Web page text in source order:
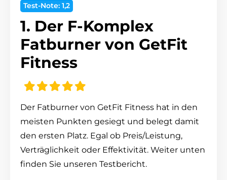
Test-Note: 1,2
1. Der F-Komplex
Fatburner von GetFit
Fitness
Der Fatburner von GetFit Fitness hat in den
meisten Punkten gesiegt und belegt damit
den ersten Platz. Egal ob Preis/Leistung,
Verträglichkeit oder Effektivität. Weiter unten
finden Sie unseren Testbericht.